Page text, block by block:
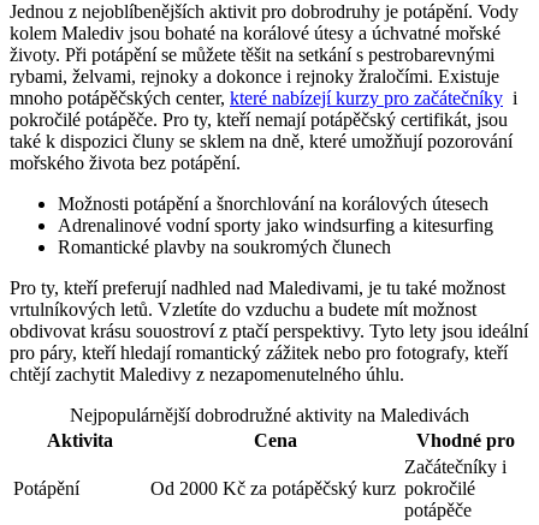
Jednou ‍z nejoblíbenějších aktivit pro dobrodruhy je potápění. Vody
kolem ⁢Malediv‍ jsou bohaté na korálové útesy a úchvatné mořské
životy. Při potápění se můžete těšit na setkání s ⁤pestrobarevnými
rybami, želvami, rejnoky a dokonce i rejnoky žraločími. Existuje
mnoho potápěčských center, které nabízejí kurzy pro začátečníky ⁤ i
pokročilé ⁢potápěče. Pro ty, kteří nemají potápěčský certifikát, jsou
také k dispozici čluny se sklem na dně, které umožňují pozorování
mořského života bez potápění.
Možnosti potápění ‌a šnorchlování na korálových útesech
Adrenalinové vodní sporty jako ‌windsurfing a kitesurfing
Romantické plavby na ‌soukromých člunech
Pro ty, kteří preferují nadhled nad Maledivami, je tu také možnost
vrtulníkových letů. ‌Vzletíte do vzduchu a budete mít možnost
obdivovat krásu ⁢souostroví z ptačí perspektivy. ⁤Tyto lety⁢ jsou ideální
pro páry, kteří hledají romantický zážitek nebo pro fotografy, kteří
chtějí zachytit Maledivy z nezapomenutelného ‍úhlu.
Nejpopulárnější dobrodružné aktivity na Maledivách
Aktivita
Cena Vhodné pro
Potápění Od 2000 ‌Kč⁣ za potápěčský kurz
Začátečníky​ i
pokročilé
potápěče